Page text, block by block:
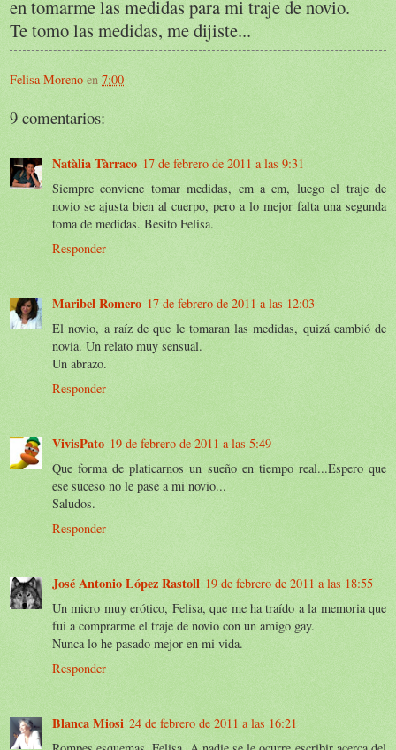
en tomarme las medidas para mi traje de novio.
Te tomo las medidas, me dijiste...
Felisa Moreno en 7:00
9 comentarios:
Natàlia Tàrraco 17 de febrero de 2011 a las 9:31
Siempre conviene tomar medidas, cm a cm, luego el traje de
novio se ajusta bien al cuerpo, pero a lo mejor falta una segunda
toma de medidas. Besito Felisa.
Responder
Maribel Romero 17 de febrero de 2011 a las 12:03
El novio, a raíz de que le tomaran las medidas, quizá cambió de
novia. Un relato muy sensual.
Un abrazo.
Responder
VivisPato 19 de febrero de 2011 a las 5:49
Que forma de platicarnos un sueño en tiempo real...Espero que
ese suceso no le pase a mi novio...
Saludos.
Responder
José Antonio López Rastoll 19 de febrero de 2011 a las 18:55
Un micro muy erótico, Felisa, que me ha traído a la memoria que
fui a comprarme el traje de novio con un amigo gay.
Nunca lo he pasado mejor en mi vida.
Responder
Blanca Miosi 24 de febrero de 2011 a las 16:21